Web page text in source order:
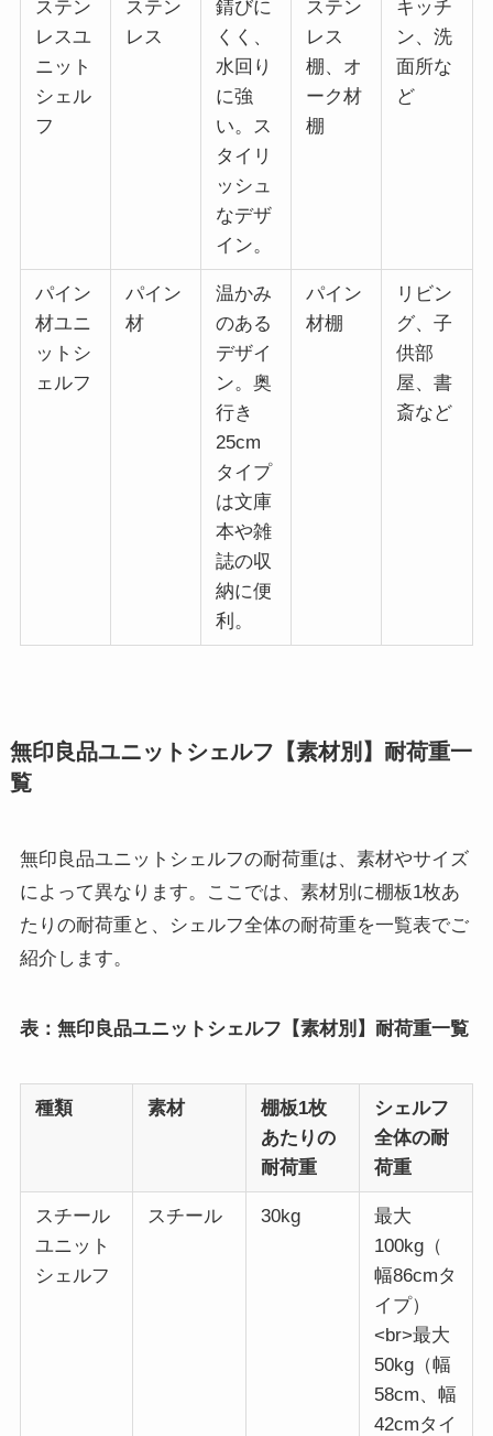
ステン
レスユ
ニット
シェル
フ
ステン
レス
錆びに
くく、
水回り
に強
い。ス
タイリ
ッシュ
なデザ
イン。
ステン
レス
棚、オ
ーク材
棚
キッチ
ン、洗
面所な
ど
パイン
材ユニ
ットシ
ェルフ
パイン
材
温かみ
のある
デザイ
ン。奥
行き
25cm
タイプ
は文庫
本や雑
誌の収
納に便
利。
パイン
材棚
リビン
グ、子
供部
屋、書
斎など
無印良品ユニットシェルフ【素材別】耐荷重一
覧
無印良品ユニットシェルフの耐荷重は、素材やサイズ
によって異なります。ここでは、素材別に棚板1枚あ
たりの耐荷重と、シェルフ全体の耐荷重を一覧表でご
紹介します。
表：無印良品ユニットシェルフ【素材別】耐荷重一覧
種類 素材
棚板1枚
あたりの
耐荷重
シェルフ
全体の耐
荷重
スチール
ユニット
シェルフ
スチール 30kg
最大
100kg（
幅86cmタ
イプ）
<br>最大
50kg（幅
58cm、幅
42cmタイ